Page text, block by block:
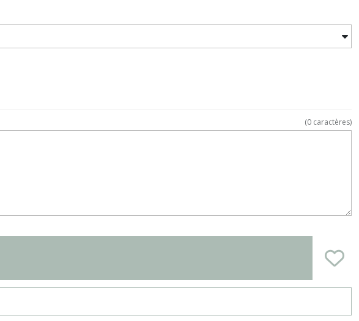
(0 caractères)